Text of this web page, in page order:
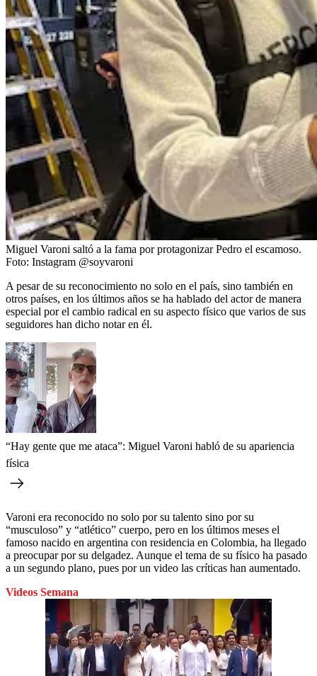
Miguel Varoni saltó a la fama por protagonizar Pedro el escamoso.
Foto: Instagram @soyvaroni
A pesar de su reconocimiento no solo en el país, sino también en
otros países, en los últimos años se ha hablado del actor de manera
especial por el cambio radical en su aspecto físico que varios de sus
seguidores han dicho notar en él.
“Hay gente que me ataca”: Miguel Varoni habló de su apariencia
física
Varoni era reconocido no solo por su talento sino por su
“musculoso” y “atlético” cuerpo, pero en los últimos meses el
famoso nacido en argentina con residencia en Colombia, ha llegado
a preocupar por su delgadez. Aunque el tema de su físico ha pasado
a un segundo plano, pues por un video las críticas han aumentado.
Videos Semana